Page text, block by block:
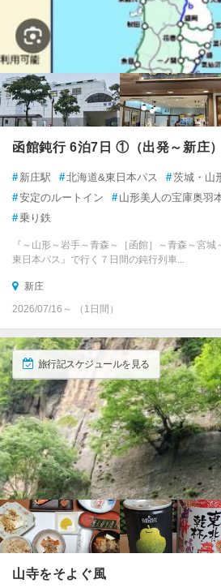
函館鈍行 6泊7日 ①（出発～新庄）
# 新庄駅 #北海道&東日本パス #茨城・山
#安定のルートイン # 山形美人の宝庫奥羽
#乗り鉄
『～山形～岩手～青森～［函館］～青森～宮
東日本パス』で行く７日間の鈍行列車...
新庄
2026/07/16～ （1日間）
旅行記スケジュールを見る
山寺をそよぐ風